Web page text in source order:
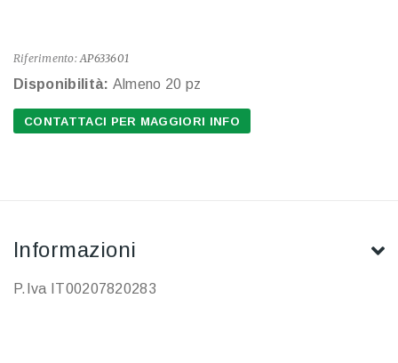
Riferimento: AP633601
Disponibilità: Almeno 20 pz
CONTATTACI PER MAGGIORI INFO
Informazioni
P.Iva IT00207820283